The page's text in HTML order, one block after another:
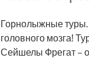
Горнолыжные туры.
головного мозга!
Сейшелы Фрегат –